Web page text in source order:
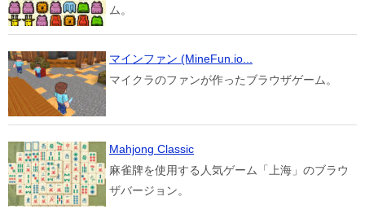
ム。
マインファン (MineFun.io...
マイクラのファンが作ったブラウザゲーム。
Mahjong Classic
麻雀牌を使用する人気ゲーム「上海」のブラウ
ザバージョン。